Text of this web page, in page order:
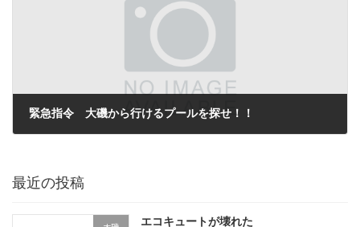
緊急指令 大磯から行けるプールを探せ！！
最近の投稿
エコキュートが壊れた